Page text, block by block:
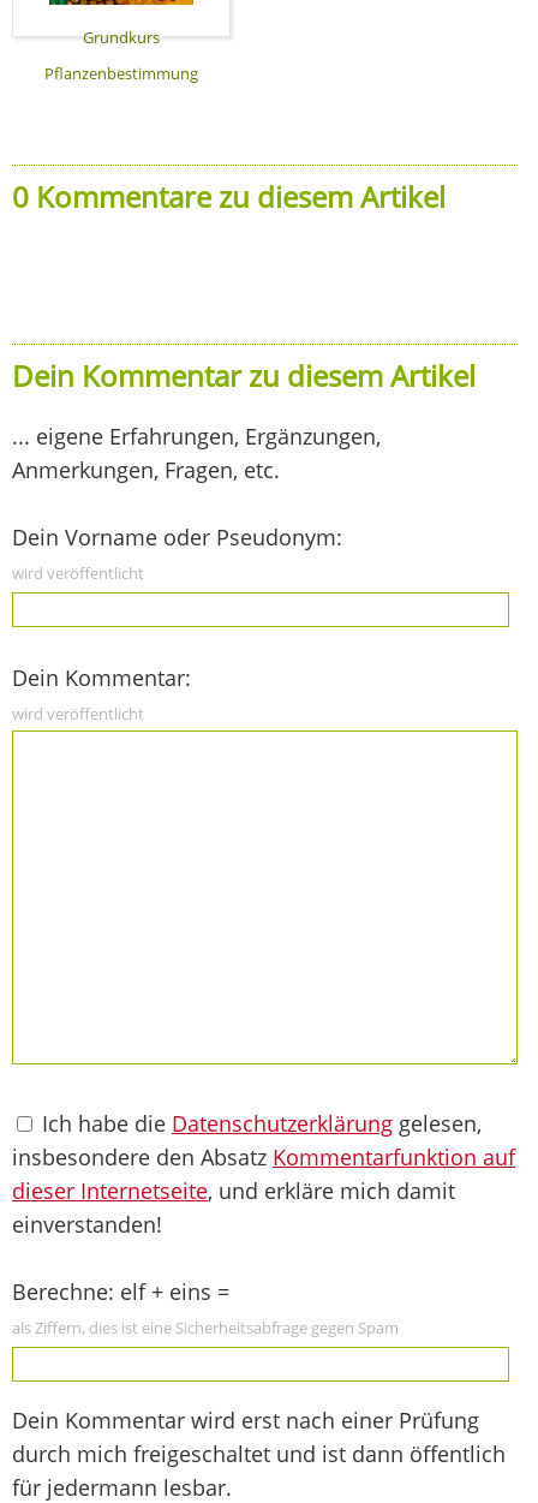
Grundkurs
Pflanzenbestimmung
0 Kommentare zu diesem Artikel
Dein Kommentar zu diesem Artikel
... eigene Erfahrungen, Ergänzungen,
Anmerkungen, Fragen, etc.
Dein Vorname oder Pseudonym:
wird veröffentlicht
Dein Kommentar:
wird veröffentlicht
Ich habe die Datenschutzerklärung gelesen,
insbesondere den Absatz Kommentarfunktion auf
dieser Internetseite, und erkläre mich damit
einverstanden!
Berechne: elf + eins =
als Ziffern, dies ist eine Sicherheitsabfrage gegen Spam
Dein Kommentar wird erst nach einer Prüfung
durch mich freigeschaltet und ist dann öffentlich
für jedermann lesbar.